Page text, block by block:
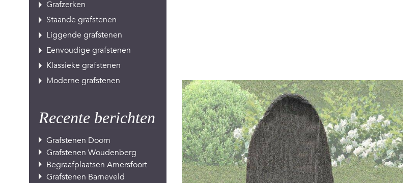
Grafzerken
Staande grafstenen
Liggende grafstenen
Eenvoudige grafstenen
Klassieke grafstenen
Moderne grafstenen
Recente berichten
Grafstenen Doorn
Grafstenen Woudenberg
Begraafplaatsen Amersfoort
Grafstenen Barneveld